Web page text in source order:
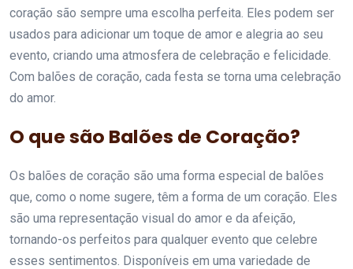
coração são sempre uma escolha perfeita. Eles podem ser
usados para adicionar um toque de amor e alegria ao seu
evento, criando uma atmosfera de celebração e felicidade.
Com balões de coração, cada festa se torna uma celebração
do amor.
O que são Balões de Coração?
Os balões de coração são uma forma especial de balões
que, como o nome sugere, têm a forma de um coração. Eles
são uma representação visual do amor e da afeição,
tornando-os perfeitos para qualquer evento que celebre
esses sentimentos. Disponíveis em uma variedade de